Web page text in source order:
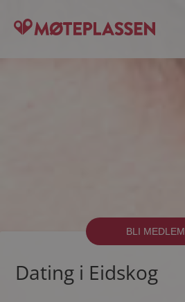
BLI MEDLEM
Dating i Eidskog